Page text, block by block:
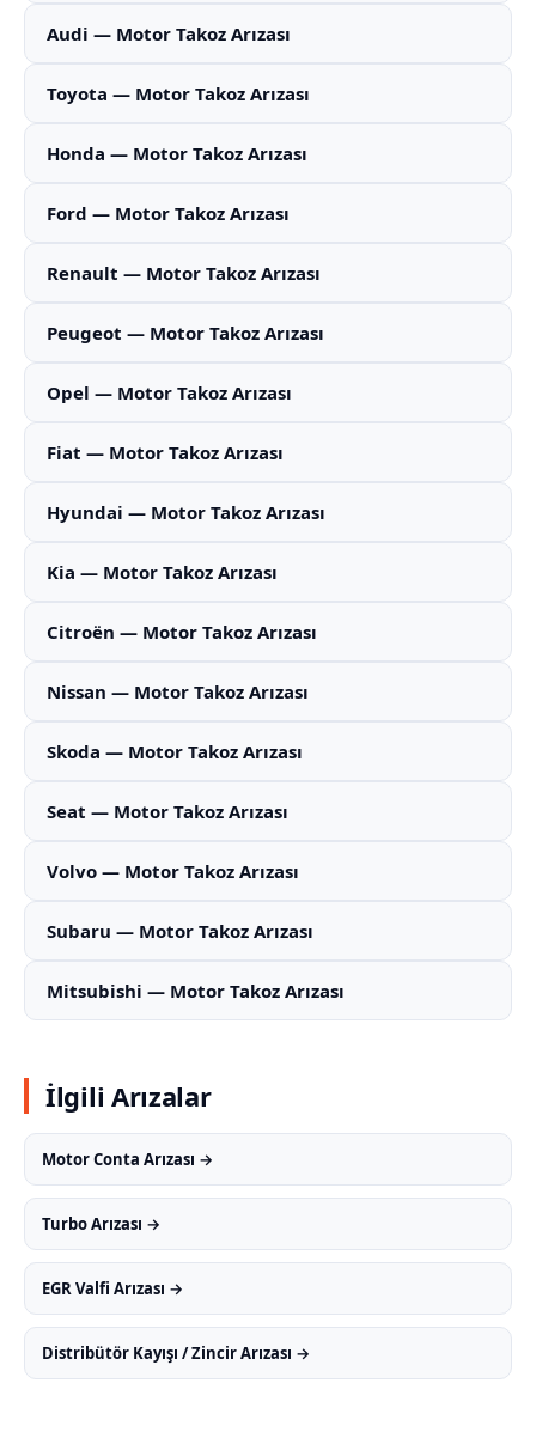
Audi — Motor Takoz Arızası
Toyota — Motor Takoz Arızası
Honda — Motor Takoz Arızası
Ford — Motor Takoz Arızası
Renault — Motor Takoz Arızası
Peugeot — Motor Takoz Arızası
Opel — Motor Takoz Arızası
Fiat — Motor Takoz Arızası
Hyundai — Motor Takoz Arızası
Kia — Motor Takoz Arızası
Citroën — Motor Takoz Arızası
Nissan — Motor Takoz Arızası
Skoda — Motor Takoz Arızası
Seat — Motor Takoz Arızası
Volvo — Motor Takoz Arızası
Subaru — Motor Takoz Arızası
Mitsubishi — Motor Takoz Arızası
İlgili Arızalar
Motor Conta Arızası →
Turbo Arızası →
EGR Valfi Arızası →
Distribütör Kayışı / Zincir Arızası →